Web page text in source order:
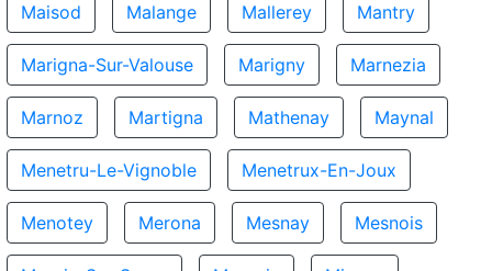
Maisod Malange Mallerey Mantry
Marigna-Sur-Valouse Marigny Marnezia
Marnoz Martigna Mathenay Maynal
Menetru-Le-Vignoble Menetrux-En-Joux
Menotey Merona Mesnay Mesnois